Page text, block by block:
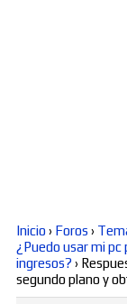
Inicio› Foros ›
¿Puedo usar mi
ingresos? ›
segundo plano y